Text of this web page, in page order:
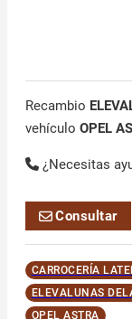
Recambio
vehículo OPEL
¿Necesitas
Consultar
CARROCERÍA
ELEVALUNAS
OPEL ASTRA